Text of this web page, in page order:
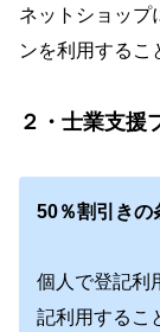
ネットショップ
ンを利用するこ
２・士業支援
50％割引きの
個人で登記利
記利用するこ